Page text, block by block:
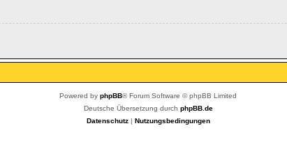
Powered by phpBB® Forum Software © phpBB Limited
Deutsche Übersetzung durch phpBB.de
Datenschutz| Nutzungsbedingungen